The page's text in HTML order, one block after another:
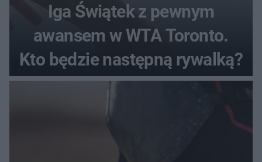
Iga Świątek z pewnym
awansem w WTA Toronto.
Kto będzie następną rywalką?